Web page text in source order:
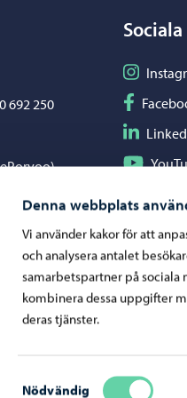
Denna webbplats
Vi använder kakor för att
och analysera antalet
samarbetspartner på sociala
kombinera dessa uppgifter
deras tjänster.
Nödvändig
692 250
Följ på
Följ på
Följ på
Följ på